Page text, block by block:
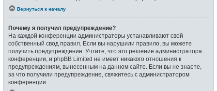
Вернуться к началу
Почему я получил предупреждение?
На каждой конференции администраторы устанавливают свой
собственный свод правил. Если вы нарушили правило, вы можете
получить предупреждение. Учтите, что это решение администратора
конференции, и phpBB Limited не имеет никакого отношения к
предупреждениям, вынесенным на данном сайте. Если вы не знаете,
за что получили предупреждение, свяжитесь с администратором
конференции.